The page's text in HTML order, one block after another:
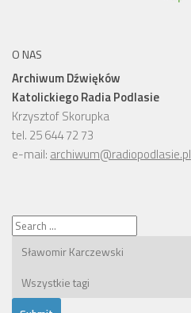
O NAS
Archiwum Dźwięków
Katolickiego Radia Podlasie
Krzysztof Skorupka
tel. 25 644 72 73
e-mail: archiwum@radiopodlasie.pl